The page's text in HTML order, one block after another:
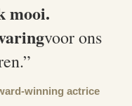
mooi.
voor ons
winning actrice